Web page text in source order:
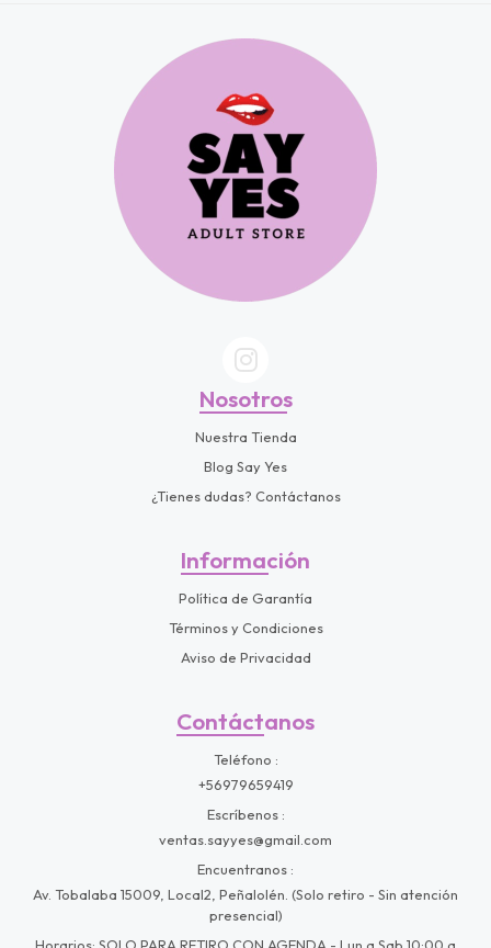
Nosotros
Nuestra Tienda
Blog Say Yes
¿Tienes dudas? Contáctanos
Información
Política de Garantía
Términos y Condiciones
Aviso de Privacidad
Contáctanos
Teléfono
+56979659419
Escríbenos
ventas.sayyes@gmail.com
Encuentranos
Av. Tobalaba 15009, Local2, Peñalolén. (Solo retiro - Sin atención
presencial)